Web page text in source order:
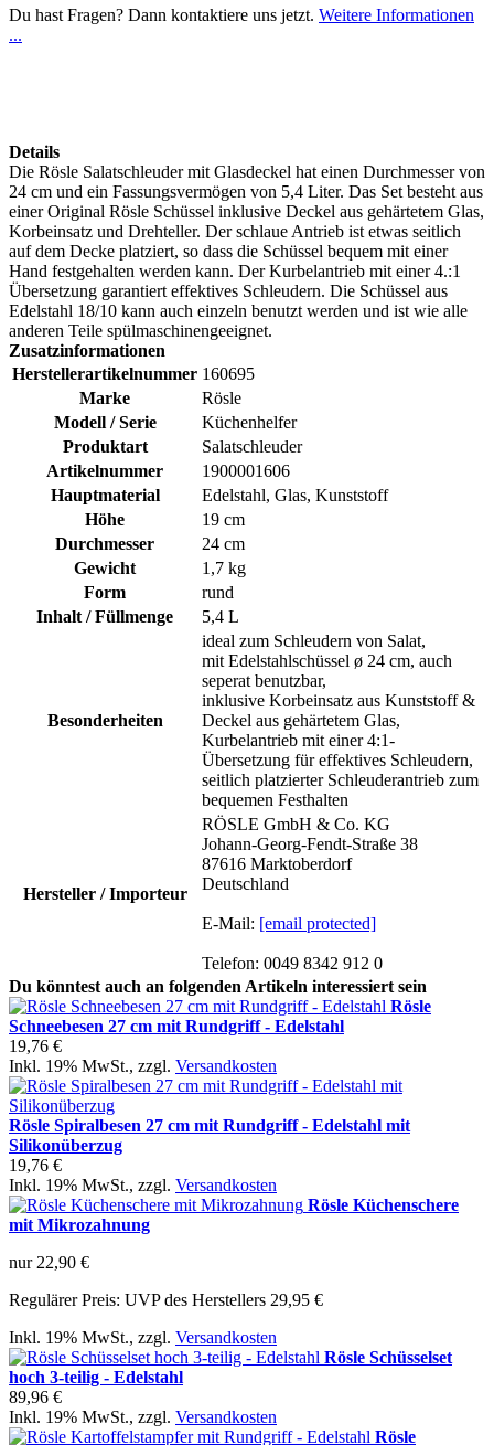
Du hast Fragen? Dann kontaktiere uns jetzt. Weitere Informationen
...
Details
Die Rösle Salatschleuder mit Glasdeckel hat einen Durchmesser von
24 cm und ein Fassungsvermögen von 5,4 Liter. Das Set besteht aus
einer Original Rösle Schüssel inklusive Deckel aus gehärtetem Glas,
Korbeinsatz und Drehteller. Der schlaue Antrieb ist etwas seitlich
auf dem Decke platziert, so dass die Schüssel bequem mit einer
Hand festgehalten werden kann. Der Kurbelantrieb mit einer 4.:1
Übersetzung garantiert effektives Schleudern. Die Schüssel aus
Edelstahl 18/10 kann auch einzeln benutzt werden und ist wie alle
anderen Teile spülmaschinengeeignet.
Zusatzinformationen
Herstellerartikelnummer 160695
Marke
Rösle
Modell / Serie
Küchenhelfer
Produktart
Salatschleuder
Artikelnummer
1900001606
Hauptmaterial
Edelstahl, Glas, Kunststoff
Höhe
19 cm
Durchmesser
24 cm
Gewicht
1,7 kg
Form
rund
Inhalt / Füllmenge
5,4 L
Besonderheiten
ideal zum Schleudern von Salat,
mit Edelstahlschüssel ø 24 cm, auch
seperat benutzbar,
inklusive Korbeinsatz aus Kunststoff &
Deckel aus gehärtetem Glas,
Kurbelantrieb mit einer 4:1-
Übersetzung für effektives Schleudern,
seitlich platzierter Schleuderantrieb zum
bequemen Festhalten
Hersteller / Importeur
RÖSLE GmbH & Co. KG
Johann-Georg-Fendt-Straße 38
87616 Marktoberdorf
Deutschland
E-Mail: [email protected]
Telefon: 0049 8342 912 0
Du könntest auch an folgenden Artikeln interessiert sein
Rösle
Schneebesen 27 cm mit Rundgriff - Edelstahl
19,76 €
Inkl. 19% MwSt., zzgl. Versandkosten
Rösle Spiralbesen 27 cm mit Rundgriff - Edelstahl mit
Silikonüberzug
19,76 €
Inkl. 19% MwSt., zzgl. Versandkosten
Rösle Küchenschere
mit Mikrozahnung
nur 22,90 €
Regulärer Preis: UVP des Herstellers 29,95 €
Inkl. 19% MwSt., zzgl. Versandkosten
Rösle Schüsselset
hoch 3-teilig - Edelstahl
89,96 €
Inkl. 19% MwSt., zzgl. Versandkosten
Rösle